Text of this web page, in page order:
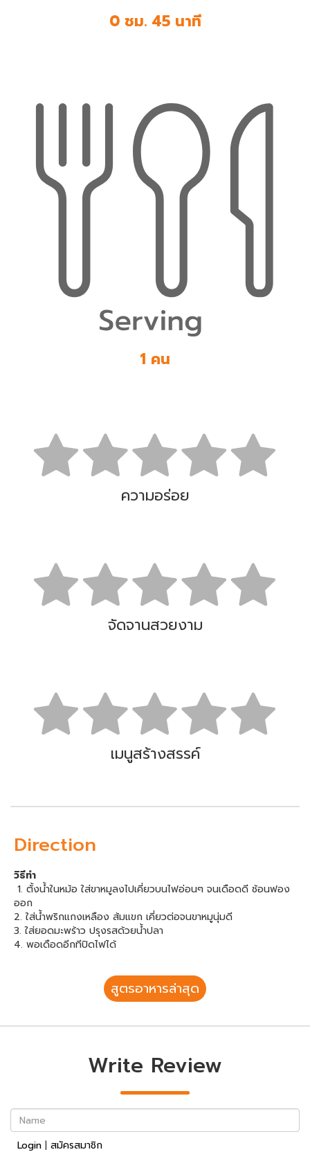
0 ชม. 45 นาที
1 คน
ความอร่อย
จัดจานสวยงาม
เมนูสร้างสรรค์
Direction
วิธีทำ
1. ตั้งน้ำในหม้อ ใส่ขาหมูลงไปเคี่ยวบนไฟอ่อนๆ จนเดือดดี ช้อนฟอง
ออก
2. ใส่น้ำพริกแกงเหลือง ส้มแขก เคี่ยวต่อจนขาหมูนุ่มดี
3. ใส่ยอดมะพร้าว ปรุงรสด้วยน้ำปลา
4. พอเดือดอีกทีปิดไฟได้
สูตรอาหารล่าสุด
Write Review
Name
Login | สมัครสมาชิก